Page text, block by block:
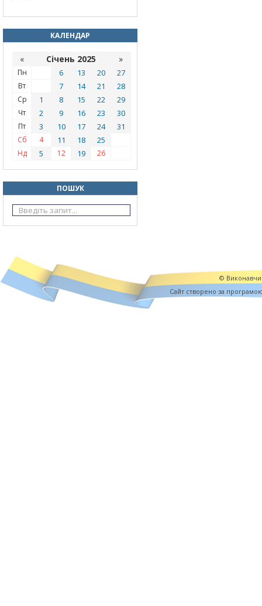
КАЛЕНДАР
« Січень 2025 »
Пн 6 13 20 27
Вт 7 14 21 28
Ср 1 8 15 22 29
Чт 2 9 16 23 30
Пт 3 10 17 24 31
Сб 4 11 18 25
Нд 5 12 19 26
ПОШУК
©
Cайт створено за